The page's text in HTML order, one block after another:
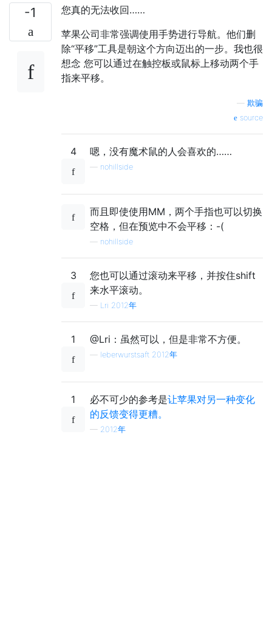
-1
您真的无法收回……
苹果公司非常强调使用手势进行导航。他们删
除“平移”工具是朝这个方向迈出的一步。我也很
想念 您可以通过在触控板或鼠标上移动两个手
指来平移。
欺骗
source
4 嗯，没有魔术鼠的人会喜欢的……
nohillside
而且即使使用MM，两个手指也可以切换
空格，但在预览中不会平移：-(
nohillside
3
您也可以通过滚动来平移，并按住shift
来水平滚动。
— Lri 2012年
1 @Lri：虽然可以，但是非常不方便。
leberwurstsaft 2012年
1 必不可少的参考是让苹果对另一种变化
的反馈变得更糟。
— 2012年